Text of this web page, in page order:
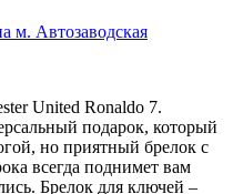
м. Автозаводская
United Ronaldo 7.
подарок, который
но приятный брелок с
всегда поднимет вам
Брелок для ключей –